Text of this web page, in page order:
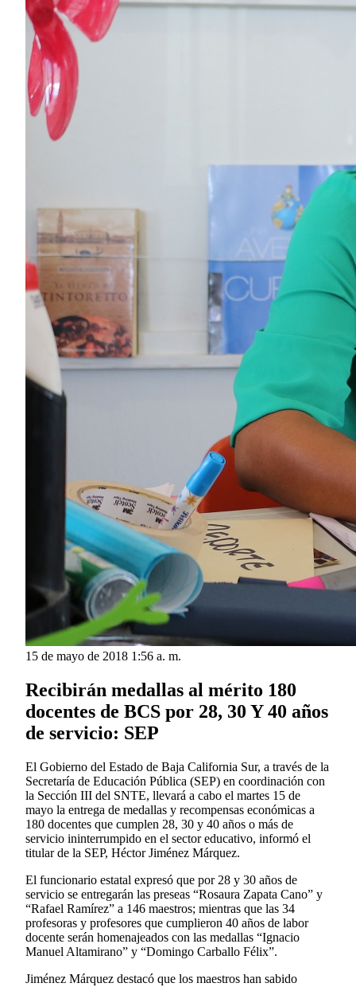
15 de mayo de 2018 1:56 a. m.
Recibirán medallas al mérito 180
docentes de BCS por 28, 30 Y 40 años
de servicio: SEP
El Gobierno del Estado de Baja California Sur, a través de la
Secretaría de Educación Pública (SEP) en coordinación con
la Sección III del SNTE, llevará a cabo el martes 15 de
mayo la entrega de medallas y recompensas económicas a
180 docentes que cumplen 28, 30 y 40 años o más de
servicio ininterrumpido en el sector educativo, informó el
titular de la SEP, Héctor Jiménez Márquez.
El funcionario estatal expresó que por 28 y 30 años de
servicio se entregarán las preseas “Rosaura Zapata Cano” y
“Rafael Ramírez” a 146 maestros; mientras que las 34
profesoras y profesores que cumplieron 40 años de labor
docente serán homenajeados con las medallas “Ignacio
Manuel Altamirano” y “Domingo Carballo Félix”.
Jiménez Márquez destacó que los maestros han sabido